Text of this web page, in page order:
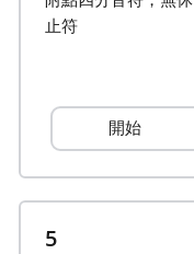
हिन्दी
止符
開始
5